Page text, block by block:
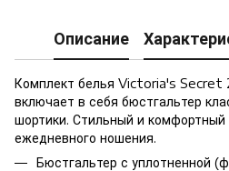
Описание
Комплект белья Victoria's Secret
включает в себя бюстгальтер
шортики. Стильный и комфортный
ежедневного ношения.
Бюстгальтер с уплотненной